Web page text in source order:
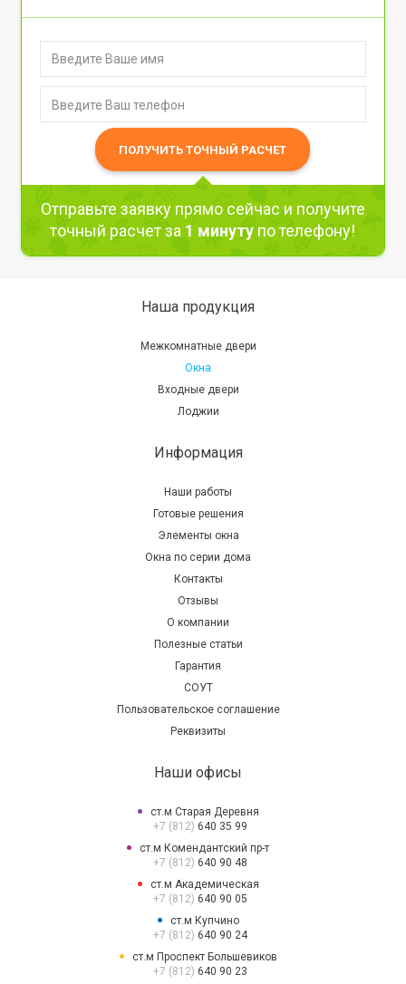
ПОЛУЧИТЬ ТОЧНЫЙ РАСЧЕТ
Отправьте заявку прямо сейчас и получите
точный расчет за 1 минуту по телефону!
Наша продукция
Межкомнатные двери
Окна
Входные двери
Лоджии
Информация
Наши работы
Готовые решения
Элементы окна
Окна по серии дома
Контакты
Отзывы
О компании
Полезные статьи
Гарантия
СОУТ
Пользовательское соглашение
Реквизиты
Наши офисы
ст.м Старая Деревня
+7 (812) 640 35 99
ст.м Комендантский пр-т
+7 (812) 640 90 48
ст.м Академическая
+7 (812) 640 90 05
ст.м Купчино
+7 (812) 640 90 24
ст.м Проспект Большевиков
+7 (812) 640 90 23